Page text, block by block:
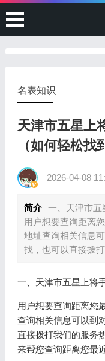
名表知识
天津市五星上
（如何轻松找
2026-04-08
简介 一、天津市五
用户想要查询距离
地址查询相关信息
找，也可以直接拨
一、天津市五星上将
用户想要查询距离您
查询相关信息可以到
直接拨打我们的服务
来帮您查询距离您最